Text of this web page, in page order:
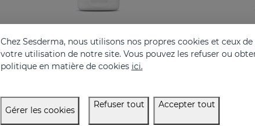
AZELAC RU Crème Mains
Crème pour les mains qui tonifie la peau 3
Chez Sesderma, nous utilisons nos propres cookies et ceux
votre utilisation de notre site. Vous pouvez les refuser ou
politique en matière de cookies ici.
Gérer les cookies
Refuser tout Accepter tout